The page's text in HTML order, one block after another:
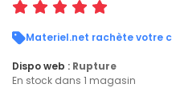
Materiel.net rachète votre
Dispo web : Rupture
En stock dans 1 magasin